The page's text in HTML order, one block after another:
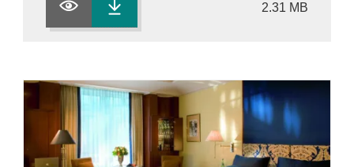
2.31 MB